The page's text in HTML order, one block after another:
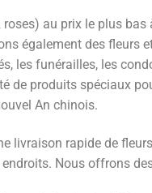
roses) au prix le plus
également des fleurs
les funérailles, les
de produits spéciaux
An chinois.
livraison rapide de
endroits. Nous offrons